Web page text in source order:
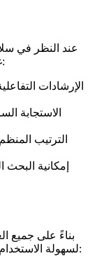
عند النظر في
غير متقطعة. يتلقى المستخدمون المساعدة عبر:
الإرشادات
الاستجابة
الترتيب
إمكانية
بناءً على جميع
لسهولة الاستخدام في واجهة “وان اكس بت”. توضح النتائج ما يلي: